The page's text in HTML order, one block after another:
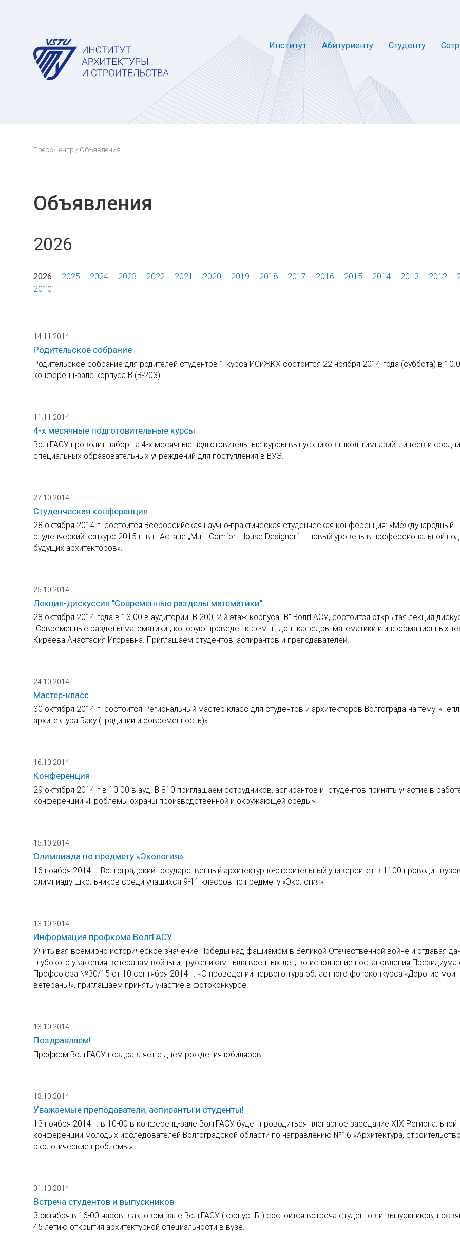
Институт Абитуриенту Студенту
Пресс-центр / Объявления
Объявления
2026
2026 2025 2024 2023 2022 2021 2020 2019 2018 2017 2016 2015 2014 2013 2012
2010
14.11.2014
Родительское собрание
Родительское собрание для родителей студентов 1 курса ИСиЖКХ состоится 22 ноября 2014 года (суббота) в
конференц-зале корпуса В (В-203).
11.11.2014
4-х месячные подготовительные курсы
ВолгГАСУ проводит набор на 4-х месячные подготовительные курсы выпускников школ, гимназий, лицеев и
специальных образовательных учреждений для поступления в ВУЗ.
27.10.2014
Студенческая конференция
28 октября 2014 г. состоится Всероссийская научно-практическая студенческая конференция: «Международный
студенческий конкурс 2015 г. в г. Астане „Multi Comfort House Designer“ — новый уровень в профессиональной
будущих архитекторов».
25.10.2014
Лекция-дискуссия "Современные разделы математики"
28 октября 2014 года в 13.00 в аудитории В-200, 2-й этаж корпуса "В" ВолгГАСУ, состоится открытая лекция-
"Современные разделы математики", которую проведет к.ф.-м.н., доц. кафедры математики и информационных
Киреева Анастасия Игоревна. Приглашаем студентов, аспирантов и преподавателей!
24.10.2014
Мастер-класс
30 октября 2014 г. состоится Региональный мастер-класс для студентов и архитекторов Волгограда на тему:
архитектура Баку (традиции и современность)».
16.10.2014
Конференция
29 октября 2014 г в 10-00 в ауд. В-810 приглашаем сотрудников, аспирантов и студентов принять участие в
конференции «Проблемы охраны производственной и окружающей среды».
15.10.2014
Олимпиада по предмету «Экология»
16 ноября 2014 г. Волгоградский государственный архитектурно-строительный университет в 1100 проводит
олимпиаду школьников среди учащихся 9-11 классов по предмету «Экология».
13.10.2014
Информация профкома ВолгГАСУ
Учитывая всемирно-историческое значение Победы над фашизмом в Великой Отечественной войне и отдавая
глубокого уважения ветеранам войны и труженикам тыла военных лет, во исполнение постановления
Профсоюза №30/15 от 10 сентября 2014 г. «О проведении первого тура областного фотоконкурса «Дорогие мои
ветераны!», приглашаем принять участие в фотоконкурсе.
13.10.2014
Поздравляем!
Профком ВолгГАСУ поздравляет с днем рождения юбиляров.
13.10.2014
Уважаемые преподаватели, аспиранты и студенты!
13 ноября 2014 г. в 10-00 в конференц-зале ВолгГАСУ будет проводиться пленарное заседание XIХ Региональной
конференции молодых исследователей Волгоградской области по направлению №16 «Архитектура,
экологические проблемы».
01.10.2014
Встреча студентов и выпускников
3 октября в 16-00 часов в актовом зале ВолгГАСУ (корпус "Б") состоится встреча студентов и выпускников,
45-летию открытия архитектурной специальности в вузе.